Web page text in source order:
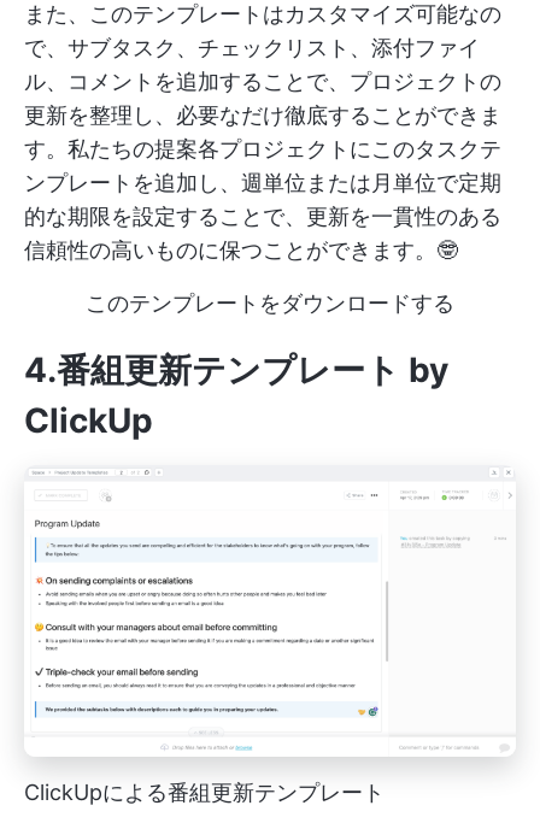
また、このテンプレートはカスタマイズ可能なの
で、サブタスク、チェックリスト、添付ファイ
ル、コメントを追加することで、プロジェクトの
更新を整理し、必要なだけ徹底することができま
す。私たちの提案各プロジェクトにこのタスクテ
ンプレートを追加し、週単位または月単位で定期
的な期限を設定することで、更新を一貫性のある
信頼性の高いものに保つことができます。🤓
このテンプレートをダウンロードする
4.番組更新テンプレート by
ClickUp
ClickUpによる番組更新テンプレート